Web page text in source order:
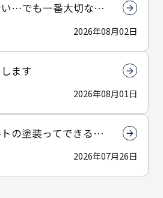
…でも一番大切なん
2026年08月02日
ます
2026年08月01日
の塗装ってできる
2026年07月26日